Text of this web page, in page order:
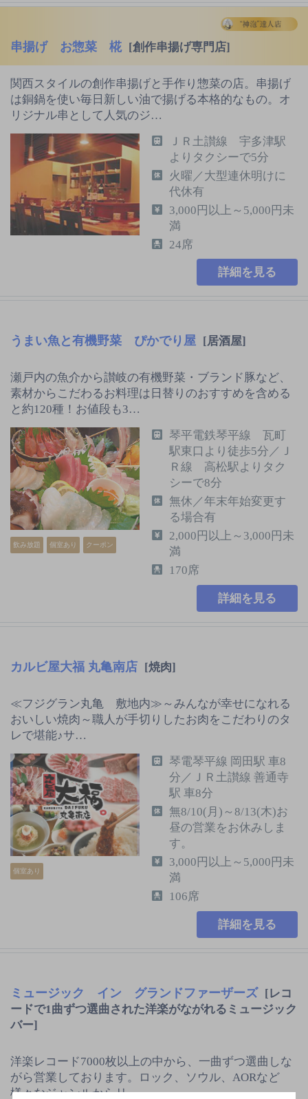
串揚げ お惣菜 椛 [創作串揚げ専門店]
関西スタイルの創作串揚げと手作り惣菜の店。串揚げ
は銅鍋を使い毎日新しい油で揚げる本格的なもの。オ
リジナル串として人気のジ…
ＪＲ土讃線 宇多津駅
よりタクシーで5分
火曜／大型連休明けに
代休有
3,000円以上～5,000円未
満
24席
詳細を見る
うまい魚と有機野菜 ぴかでり屋 [居酒屋]
瀬戸内の魚介から讃岐の有機野菜・ブランド豚など、
素材からこだわるお料理は日替りのおすすめを含める
と約120種！お値段も3…
飲み放題 個室あり クーポン
琴平電鉄琴平線 瓦町
駅東口より徒歩5分／Ｊ
Ｒ線 高松駅よりタク
シーで8分
無休／年末年始変更す
る場合有
2,000円以上～3,000円未
満
170席
詳細を見る
カルビ屋大福 丸亀南店 [焼肉]
≪フジグラン丸亀 敷地内≫～みんなが幸せになれる
おいしい焼肉～職人が手切りしたお肉をこだわりのタ
レで堪能♪サ…
個室あり
琴電琴平線 岡田駅 車8
分／ＪＲ土讃線 善通寺
駅 車8分
無8/10(月)～8/13(木)お
昼の営業をお休みしま
す。
3,000円以上～5,000円未
満
106席
詳細を見る
ミュージック イン グランドファーザーズ [レコ
ードで1曲ずつ選曲された洋楽がながれるミュージック
バー]
洋楽レコード7000枚以上の中から、一曲ずつ選曲しな
がら営業しております。ロック、ソウル、AORなど
様々なジャンルからリ…